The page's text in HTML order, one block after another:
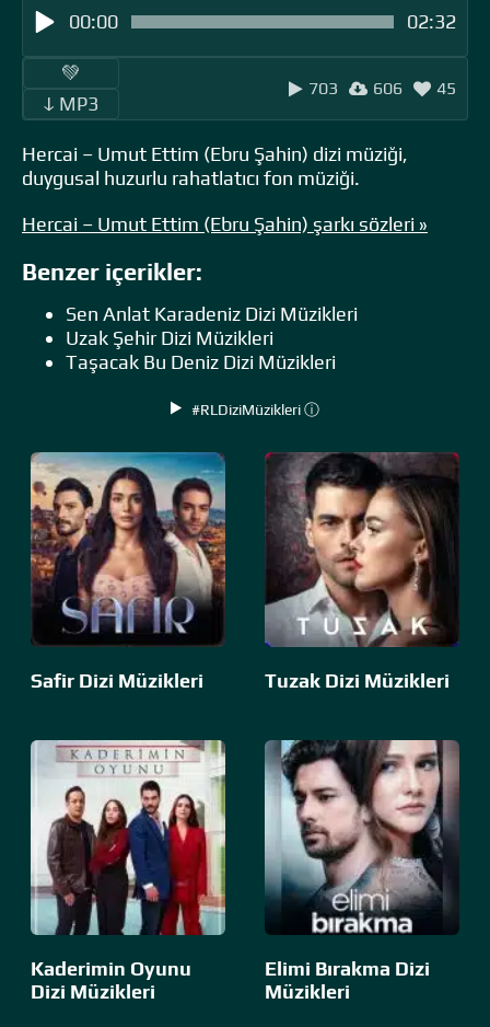
00:00 02:32
‎ ‎ ‎‎ ‎ ‎‎ ‎ ‎💚 ‎‎ ‎
‎‎‎ ‎ ‎ↆ MP3 ‎ ‎
703 606 45
Hercai – Umut Ettim (Ebru Şahin) dizi müziği,
duygusal huzurlu rahatlatıcı fon müziği.
Hercai – Umut Ettim (Ebru Şahin) şarkı sözleri »
Benzer içerikler:
Sen Anlat Karadeniz Dizi Müzikleri
Uzak Şehir Dizi Müzikleri
Taşacak Bu Deniz Dizi Müzikleri
#RLDiziMüzikleri ⓘ
Safir Dizi Müzikleri Tuzak Dizi Müzikleri
Kaderimin Oyunu
Dizi Müzikleri
Elimi Bırakma Dizi
Müzikleri